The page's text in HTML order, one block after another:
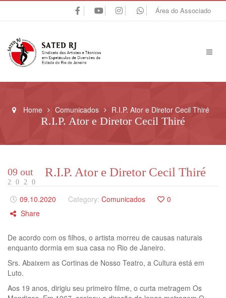
Área do Associado
Home Comunicados R.I.P. Ator e Diretor Cecil Thiré
R.I.P. Ator e Diretor Cecil Thiré
09 out
2020
R.I.P. Ator e Diretor Cecil Thiré
09.10.2020 Category: Comunicados
0
Share
De acordo com os filhos, o artista morreu de causas naturais
enquanto dormia em sua casa no Rio de Janeiro.
Srs. Abaixem as Cortinas de Nosso Teatro, a Cultura está em
Luto.
Aos 19 anos, dirigiu seu primeiro filme, o curta metragem Os